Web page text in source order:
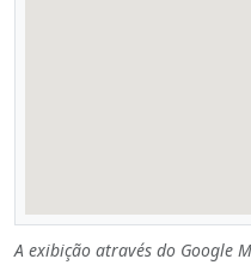
A exibição através do Google